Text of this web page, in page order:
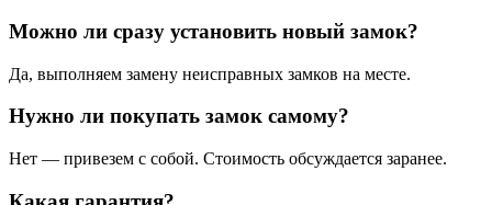
Можно ли сразу установить новый замок?
Да, выполняем замену неисправных замков на месте.
Нужно ли покупать замок самому?
Нет — привезем с собой. Стоимость обсуждается заранее.